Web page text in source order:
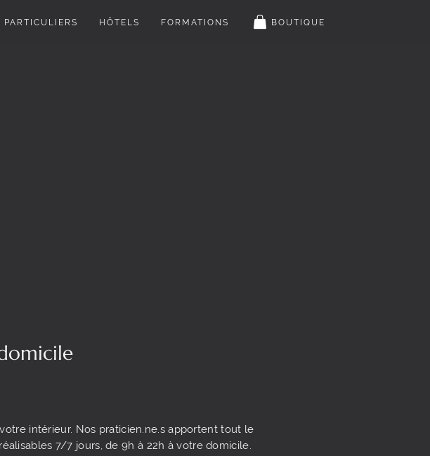
PARTICULIERS HÔTELS FORMATIONS  BOUTIQUE
intérieur. Nos praticien.ne.s apportent tout le
7/7 jours, de 9h à 22h à votre domicile.